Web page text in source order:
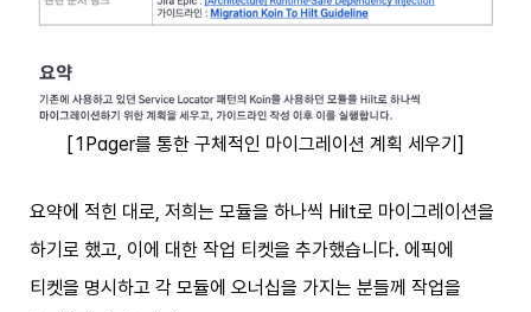
[1Pager를 통한 구체적인 마이그레이션 계획 세우기]
요약에 적힌 대로, 저희는 모듈을 하나씩 Hilt로 마이그레이션을
하기로 했고, 이에 대한 작업 티켓을 추가했습니다. 에픽에
티켓을 명시하고 각 모듈에 오너십을 가지는 분들께 작업을